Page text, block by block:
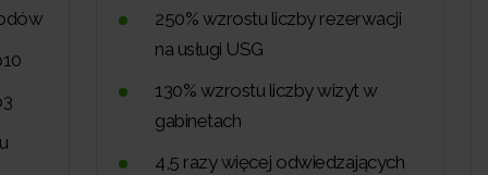
250% wzrostu liczby rezerwacji
na usługi USG
130% wzrostu liczby wizyt w
gabinetach
4,5 razy więcej odwiedzających